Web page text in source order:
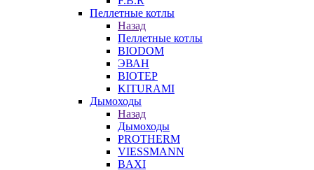
Пеллетные котлы
Назад
Пеллетные котлы
BIODOM
ЭВАН
BIOTEP
KITURAMI
Дымоходы
Назад
Дымоходы
PROTHERM
VIESSMANN
BAXI